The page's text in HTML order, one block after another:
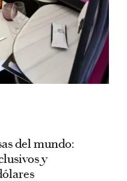
del mundo:
y